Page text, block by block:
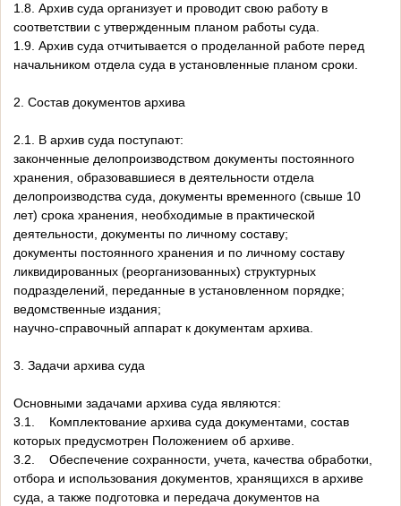
1.8. Архив суда организует и проводит свою работу в
соответствии с утвержденным планом работы суда.
1.9. Архив суда отчитывается о проделанной работе перед
начальником отдела суда в установленные планом сроки.
2. Состав документов архива
2.1. В архив суда поступают:
законченные делопроизводством документы постоянного
хранения, образовавшиеся в деятельности отдела
делопроизводства суда, документы временного (свыше 10
лет) срока хранения, необходимые в практической
деятельности, документы по личному составу;
документы постоянного хранения и по личному составу
ликвидированных (реорганизованных) структурных
подразделений, переданные в установленном порядке;
ведомственные издания;
научно-справочный аппарат к документам архива.
3. Задачи архива суда
Основными задачами архива суда являются:
3.1. Комплектование архива суда документами, состав
которых предусмотрен Положением об архиве.
3.2. Обеспечение сохранности, учета, качества обработки,
отбора и использования документов, хранящихся в архиве
суда, а также подготовка и передача документов на